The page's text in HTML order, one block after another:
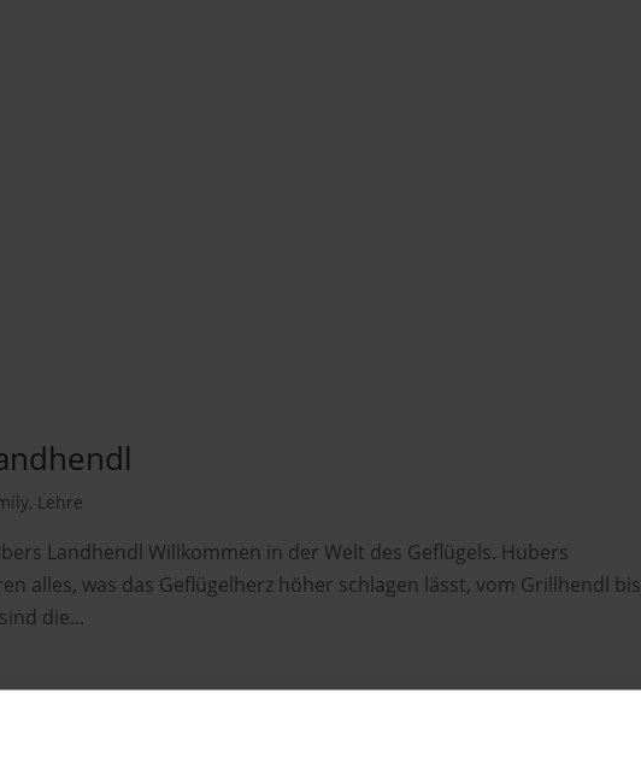
, Lehre
Landhendl Willkommen in der Welt des Geflügels. Hubers
alles, was das Geflügelherz höher schlagen lässt, vom Grillhendl bis
die...